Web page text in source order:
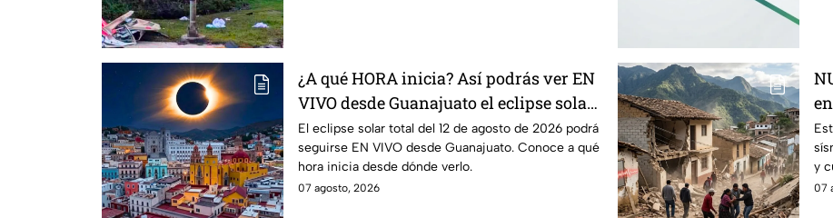
¿A qué HORA inicia? Así podrás ver EN
VIVO desde Guanajuato el eclipse solar
total del 12 de agosto de 2026
El eclipse solar total del 12 de agosto de 2026 podrá
seguirse EN VIVO desde Guanajuato. Conoce a qué
hora inicia desde dónde verlo.
07 agosto, 2026
y
07